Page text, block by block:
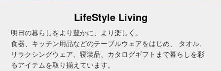
LifeStyle Living
明日の暮らしをより豊かに、より楽しく。
食器、キッチン用品などのテーブルウェアをはじめ、 タオル、
リラクシングウェア、寝装品、カタログギフトまで暮らしを彩
るアイテムを取り揃えています。